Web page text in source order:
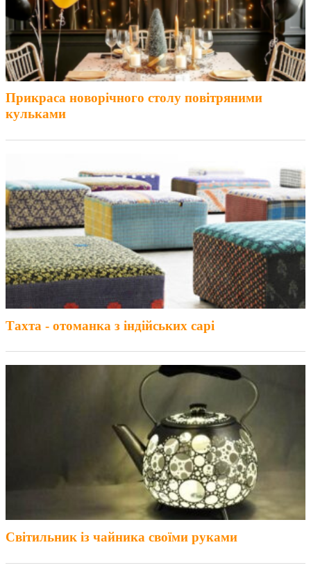
Прикраса новорічного столу повітряними
кульками
Тахта - отоманка з індійських сарі
Світильник із чайника своїми руками